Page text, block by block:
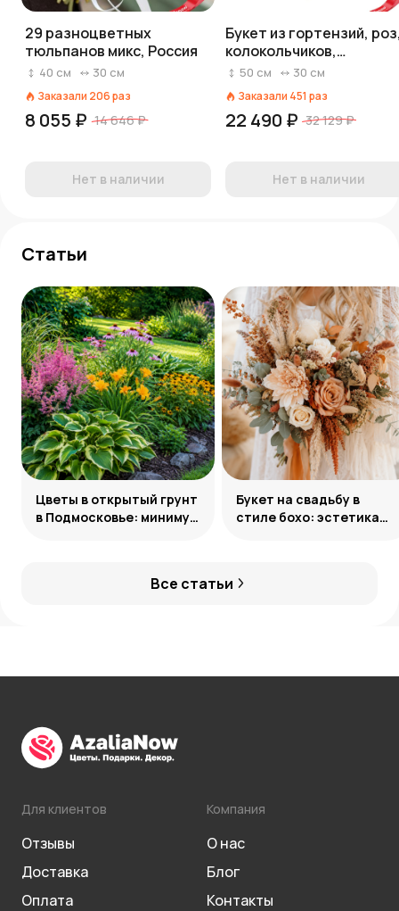
29 разноцветных
тюльпанов микс, Россия
40 см 30 см
Заказали 206раз
8 055 ₽ 14 646 ₽
Нет в наличии
Букет из гортензий,
колокольчиков,
ваксфловера
50 см 30 см
Заказали 451 раз
22 490 ₽ 32 129 ₽
Нет в наличии
Статьи
Все статьи
Цветы в открытый грунт
в Подмосковье: минимум
Букет на свадьбу в
стиле бохо: эстетика
Для клиентов
Отзывы
Доставка
Оплата
Компания
О нас
Блог
Контакты